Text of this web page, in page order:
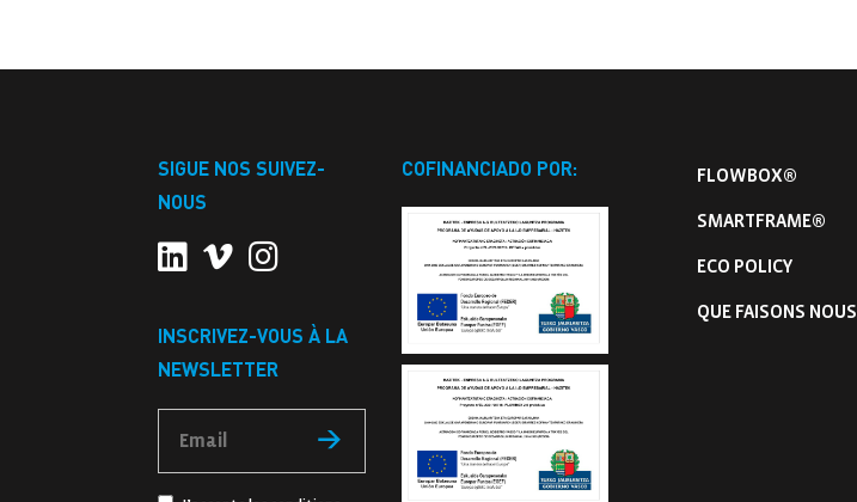
SIGUE NOS SUIVEZ-
NOUS
INSCRIVEZ-VOUS À LA
NEWSLETTER
COFINANCIADO POR: FLOWBOX®
SMARTFRAME®
ECO POLICY
QUE FAISONS NOUS